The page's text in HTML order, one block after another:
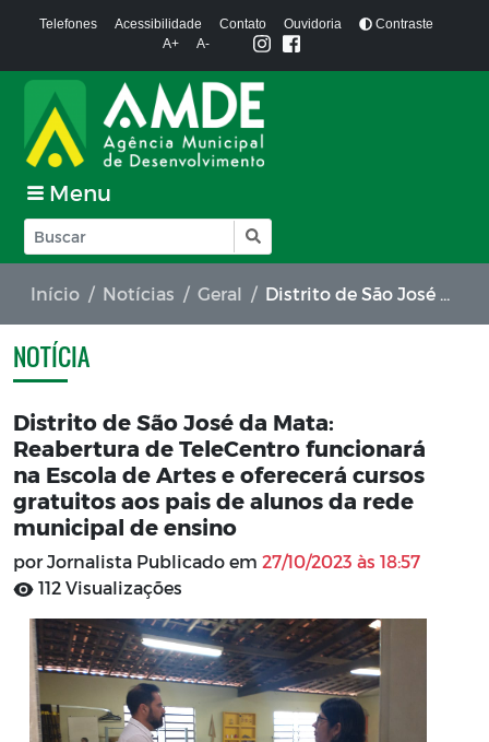
Telefones Acessibilidade Contato Ouvidoria
Contraste
A+
A-
Menu
Início Notícias Geral Distrito de São José da Mata: Reabertura de TeleCentro funcionará na Escola de Artes e oferecerá cursos gratuitos aos pais de alunos da rede municipal de ensino
NOTÍCIA
Distrito de São José da Mata:
Reabertura de TeleCentro funcionará
na Escola de Artes e oferecerá cursos
gratuitos aos pais de alunos da rede
municipal de ensino
por Jornalista Publicado em 27/10/2023 às 18:57
112 Visualizações